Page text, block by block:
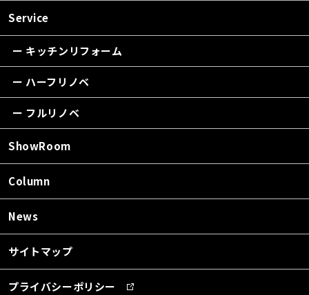
Service
ー キッチンリフォーム
ー ハーフリノベ
ー フルリノベ
ShowRoom
Column
News
サイトマップ
プライバシーポリシー